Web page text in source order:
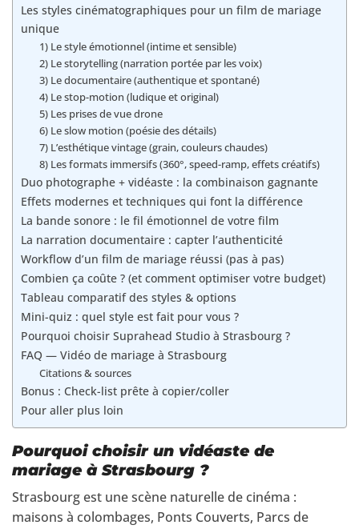
Les styles cinématographiques pour un film de mariage
unique
1) Le style émotionnel (intime et sensible)
2) Le storytelling (narration portée par les voix)
3) Le documentaire (authentique et spontané)
4) Le stop-motion (ludique et original)
5) Les prises de vue drone
6) Le slow motion (poésie des détails)
7) L’esthétique vintage (grain, couleurs chaudes)
8) Les formats immersifs (360°, speed-ramp, effets créatifs)
Duo photographe + vidéaste : la combinaison gagnante
Effets modernes et techniques qui font la différence
La bande sonore : le fil émotionnel de votre film
La narration documentaire : capter l’authenticité
Workflow d’un film de mariage réussi (pas à pas)
Combien ça coûte ? (et comment optimiser votre budget)
Tableau comparatif des styles & options
Mini-quiz : quel style est fait pour vous ?
Pourquoi choisir Suprahead Studio à Strasbourg ?
FAQ — Vidéo de mariage à Strasbourg
Citations & sources
Bonus : Check-list prête à copier/coller
Pour aller plus loin
Pourquoi choisir un vidéaste de
mariage à Strasbourg ?
Strasbourg est une scène naturelle de cinéma :
maisons à colombages, Ponts Couverts, Parcs de